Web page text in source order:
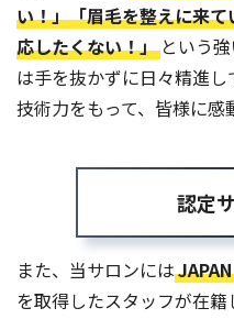
い！」「眉毛を整えに来
応したくない！」 という
は手を抜かずに日々精進
技術力をもって、皆様に感
認定
また、当サロンには
を取得したスタッフが在籍